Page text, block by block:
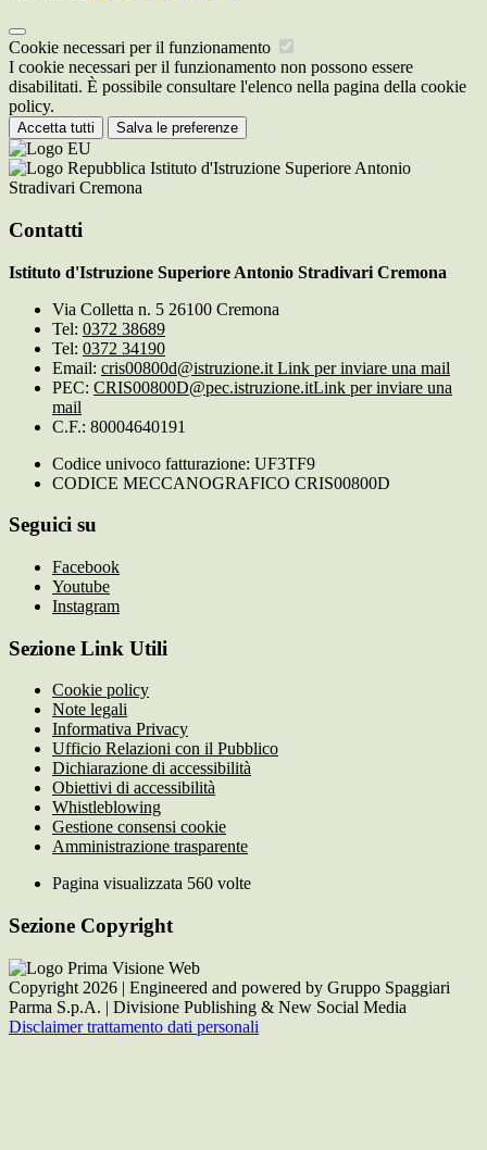
Cookie necessari per il funzionamento
I cookie necessari per il funzionamento non possono essere
disabilitati. È possibile consultare l'elenco nella pagina della cookie
policy.
Accetta tutti Salva le preferenze
Istituto d'Istruzione Superiore Antonio
Stradivari Cremona
Contatti
Istituto d'Istruzione Superiore Antonio Stradivari Cremona
Via Colletta n. 5 26100 Cremona
Tel: 0372 38689
Tel: 0372 34190
Email: cris00800d@istruzione.it Link per inviare una mail
PEC: CRIS00800D@pec.istruzione.itLink per inviare una
mail
C.F.: 80004640191
Codice univoco fatturazione: UF3TF9
CODICE MECCANOGRAFICO CRIS00800D
Seguici su
Facebook
Youtube
Instagram
Sezione Link Utili
Cookie policy
Note legali
Informativa Privacy
Ufficio Relazioni con il Pubblico
Dichiarazione di accessibilità
Obiettivi di accessibilità
Whistleblowing
Gestione consensi cookie
Amministrazione trasparente
Pagina visualizzata 560 volte
Sezione Copyright
Copyright 2026 | Engineered and powered by Gruppo Spaggiari
Parma S.p.A. | Divisione Publishing & New Social Media
Disclaimer trattamento dati personali